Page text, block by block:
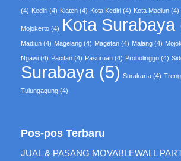
(4) Kediri (4) Klaten (4) Kota Kediri (4) Kota Madiun (4)
Mojokerto (4) Kota Surabaya
Madiun (4) Magelang (4) Magetan (4) Malang (4)
Ngawi (4) Pacitan (4) Pasuruan (4) Probolinggo (4)
Surabaya (5) Surakarta (4)
Tulungagung (4)
Pos-pos Terbaru
JUAL & PASANG MOVABLEWALL